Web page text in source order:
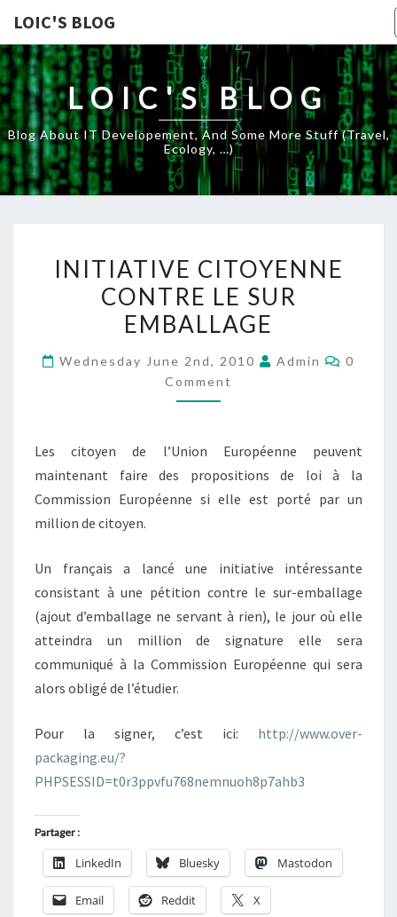
LOIC'S BLOG
LOIC'S BLOG
Blog About IT Developement, And Some More Stuff (travel,
Ecology, …)
CITOYENNE
CONTRE
LE
EMBALLAGE
INITIATIVE CITOYENNE
CONTRE LE SUR
EMBALLAGE
Wednesday June 2nd, 2010 Admin
0
Comment
Les citoyen de l’Union Européenne peuvent
maintenant faire des propositions de loi à la
Commission Européenne si elle est porté par un
million de citoyen.
Un français a lancé une initiative intéressante
consistant à une pétition contre le sur-emballage
(ajout d’emballage ne servant à rien), le jour où elle
atteindra un million de signature elle sera
communiqué à la Commission Européenne qui sera
alors obligé de l’étudier.
Pour la signer, c’est ici: http://www.over-
packaging.eu/?
PHPSESSID=t0r3ppvfu768nemnuoh8p7ahb3
Partager :
LinkedIn Bluesky Mastodon
Email Reddit X